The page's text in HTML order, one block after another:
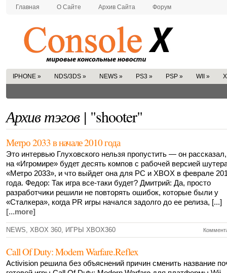
Главная О Сайте Архив Сайта Форум
IPHONE » NDS/3DS » NEWS » PS3 » PSP » WII »
Архив тэгов | "shooter"
Метро 2033 в начале 2010 года
Это интервью Глуховского нельзя пропустить — он
на «Игромире» будет десять компов с рабочей версией
«Метро 2033», и что выйдет она для PC и XBOX в феврале
года. Федор: Так игра все-таки будет? Дмитрий: Да, просто
разработчики решили не повторять ошибок, которые были у
«Сталкера», когда PR игры начался задолго до ее релиза, [...]
[...more]
NEWS, XBOX 360, ИГРЫ XBOX360
Call Of Duty: Modern Warfare.Reflex
Activision решила без объяснений причин сменить название